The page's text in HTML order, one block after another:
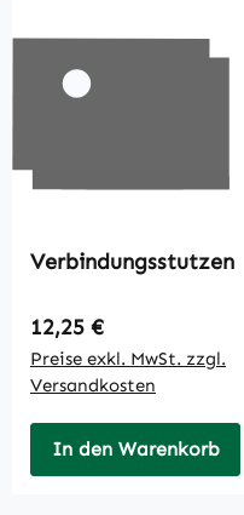
Verbindungsstutzen
Regulärer Preis:
12,25 €
Preise exkl. MwSt. zzgl.
Versandkosten
In den Warenkorb